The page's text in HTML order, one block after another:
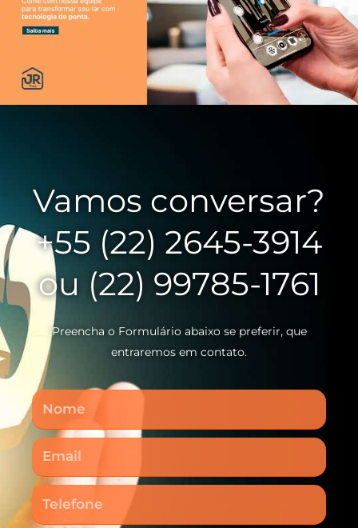
Vamos conversar?
+55 (22) 2645-3914
ou (22) 99785-1761
Preencha o Formulário abaixo se preferir, que
entraremos em contato.
Nome
Email
Telefone